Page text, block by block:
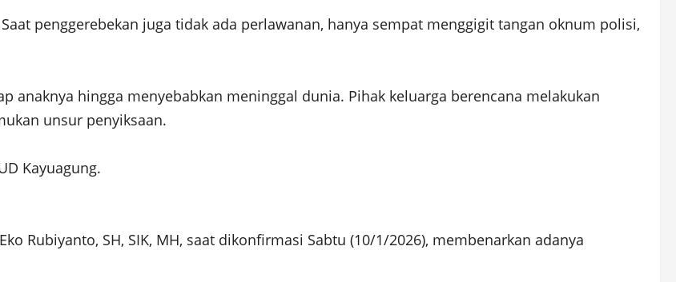
penggerebekan juga tidak ada perlawanan, hanya sempat menggigit tangan oknum polisi,
anaknya hingga menyebabkan meninggal dunia. Pihak keluarga berencana melakukan
unsur penyiksaan.
Kayuagung.
Rubiyanto, SH, SIK, MH, saat dikonfirmasi Sabtu (10/1/2026), membenarkan adanya